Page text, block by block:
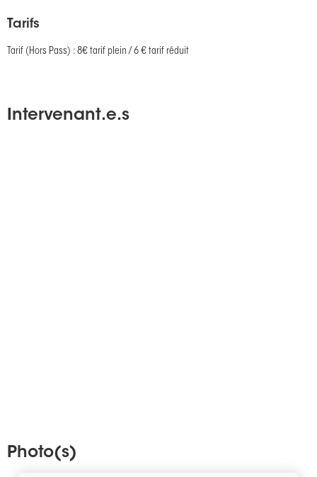
Tarifs
Tarif (Hors Pass) : 8€ tarif plein / 6 € tarif réduit
Intervenant.e.s
Photo(s)